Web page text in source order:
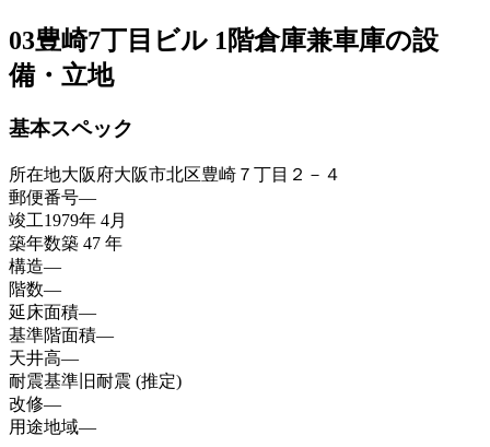
03豊崎7丁目ビル 1階倉庫兼車庫の設
備・立地
基本スペック
所在地大阪府大阪市北区豊崎７丁目２－４
郵便番号—
竣工1979年 4月
築年数築 47 年
構造—
階数—
延床面積—
基準階面積—
天井高—
耐震基準 旧耐震 (推定)
改修—
用途地域—